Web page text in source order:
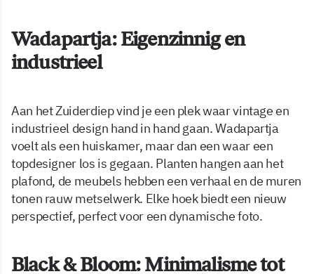
Wadapartja: Eigenzinnig en
industrieel
Aan het Zuiderdiep vind je een plek waar vintage en
industrieel design hand in hand gaan. Wadapartja
voelt als een huiskamer, maar dan een waar een
topdesigner los is gegaan. Planten hangen aan het
plafond, de meubels hebben een verhaal en de muren
tonen rauw metselwerk. Elke hoek biedt een nieuw
perspectief, perfect voor een dynamische foto.
Black & Bloom: Minimalisme tot